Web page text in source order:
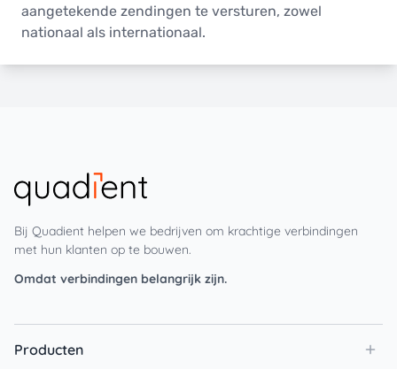
aangetekende zendingen te versturen, zowel
nationaal als internationaal.
Bij Quadient helpen we bedrijven om krachtige verbindingen
met hun klanten op te bouwen.
Omdat verbindingen belangrijk zijn.
Producten